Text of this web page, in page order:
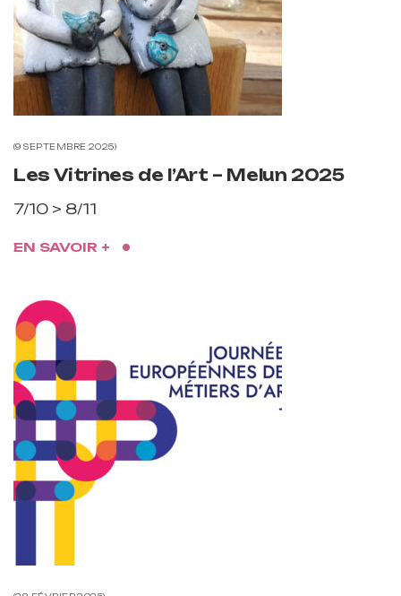
9 SEPTEMBRE 2025
Les Vitrines de l’Art – Melun 2025
7/10 > 8/11
EN SAVOIR +